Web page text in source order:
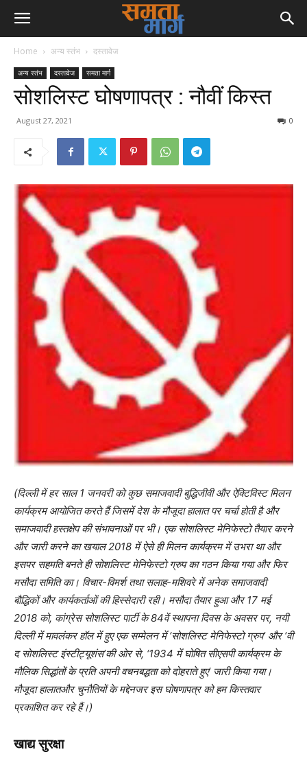
Home अन्य स्तंभ दस्तावेज
अन्य स्तंभ दस्तावेज समता मार्ग
सोशलिस्ट घोषणापत्र : नौवीं किस्त
August 27, 2021 0
(दिल्लीमें हर साल 1 जनवरी को कुछ समाजवादी बुद्धिजीवी और ऐक्टिविस्ट मिलन
कार्यक्रम आयोजित करते हैं जिसमें देश के मौजूदा हालात पर चर्चा होती है और
समाजवादी हस्तक्षेप की संभावनाओं पर भी। एक सोशलिस्ट मेनिफेस्टो तैयार करने
और जारी करने का खयाल 2018 में ऐसे ही मिलन कार्यक्रम में उभरा था और
इसपर सहमति बनते ही सोशलिस्ट मेनिफेस्टो ग्रुप का गठन किया गया और फिर
मसौदा समिति का। विचार-विमर्श तथा सलाह-मशिवरे में अनेक समाजवादी
बौद्धिकों और कार्यकर्ताओं की हिस्सेदारी रही। मसौदा तैयार हुआ और 17 मई
2018 को, कांग्रेस सोशलिस्ट पार्टी के 84वें स्थापना दिवस के अवसर पर, नयी
दिल्ली में मावलंकर हॉल में हुए एक सम्मेलन में ‘सोशलिस्ट मेनिफेस्टो ग्रुप’ और ‘वी
द सोशलिस्ट इंस्टीट्यूशंस’की ओर से, ‘1934 में घोषित सीएसपी कार्यक्रम के
मौलिक सिद्धांतों के प्रति अपनी वचनबद्धता को दोहराते हुए’ जारी किया गया।
मौजूदा हालातऔर चुनौतियों के मद्देनजर इस घोषणापत्र को हम किस्तवार
प्रकाशित कर रहे हैं।)
खाद्य सुरक्षा